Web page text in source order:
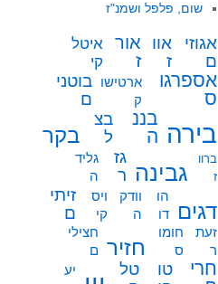
שום, פלפל ושמנ"ז
אגוזי
ם
אוו
ז
אור
ז
איטל
קי
אספרגו
ס
ארטישו
ק
בוטני
ם
בירה
בננ
ה
בצ
ל
בקר
ברוו
ז
גבינה
גז
ר
גליד
ה
דגים
הו
דו
וודק
ה
ויס
קי
זיתי
ם
זעת
ר
חומו
ס
חזיר
חצילי
ם
חרי
טו
טל
יע